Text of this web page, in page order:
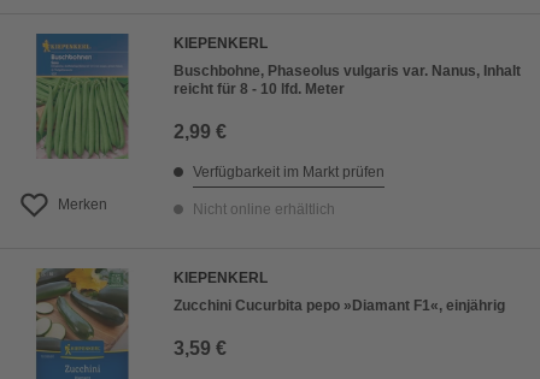
Merken
KIEPENKERL
Buschbohne, Phaseolus vulgaris var. Nanus, Inhalt
reicht für 8 - 10 lfd. Meter
2,99 €
Verfügbarkeit im Markt prüfen
Nicht online erhältlich
KIEPENKERL
Zucchini Cucurbita pepo »Diamant F1«, einjährig
3,59 €